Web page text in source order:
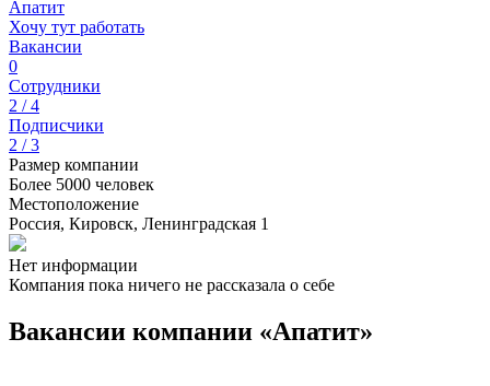
Апатит
Хочу тут работать
Вакансии
0
Сотрудники
2 / 4
Подписчики
2 / 3
Размер компании
Более 5000 человек
Местоположение
Россия, Кировск, Ленинградская 1
Нет информации
Компания пока ничего не рассказала о себе
Вакансии компании «Апатит»